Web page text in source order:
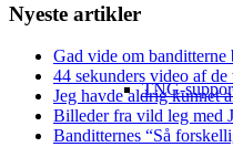
TNG-
Nyeste artikler
Gad vide om
44 sekunders video af de
Jeg havde aldrig kunnet
Billeder fra vild leg med
Banditternes “Så